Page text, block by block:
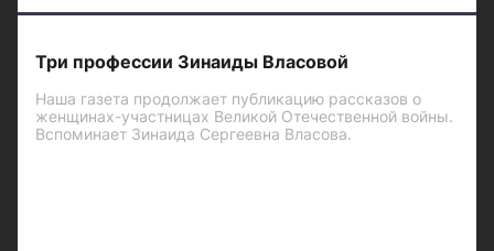
Три профессии Зинаиды Власовой
Наша газета продолжает публикацию рассказов о
женщинах-участницах Великой Отечественной войны.
Вспоминает Зинаида Сергеевна Власова.